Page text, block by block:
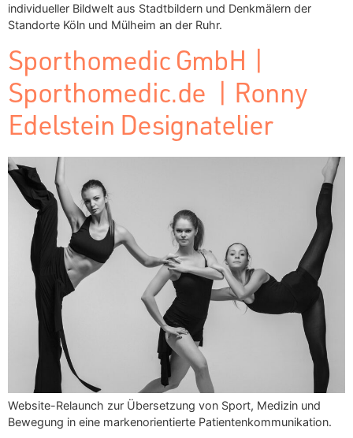
individueller Bildwelt aus Stadtbildern und Denkmälern der
Standorte Köln und Mülheim an der Ruhr.
Sporthomedic GmbH |
Sporthomedic.de | Ronny
Edelstein Designatelier
Website-Relaunch zur Übersetzung von Sport, Medizin und
Bewegung in eine markenorientierte Patientenkommunikation.